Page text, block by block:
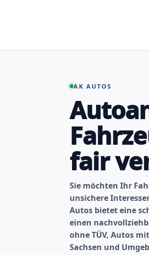
AK AUTOS
fair
Sie möchten Ihr
unsichere
Autos bietet eine
einen
ohne TÜV, Autos
Sachsen und